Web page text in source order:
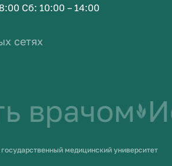
сетях
Сб: 10:00 – 14:00
врачом
медицинский университет